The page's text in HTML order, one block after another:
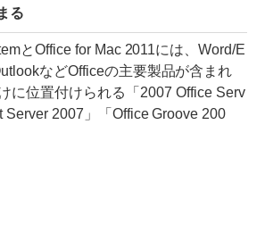
る
とOffice for Mac 2011には、Word/E
などOfficeの主要製品が含まれ
に位置付けられる「2007 Office Serv
Server 2007」「Office Groove 200